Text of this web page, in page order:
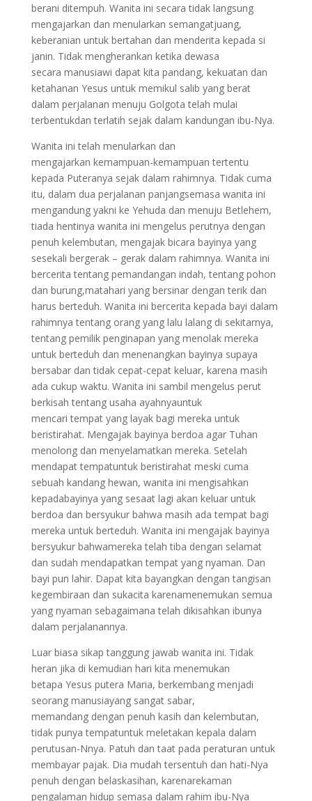
berani ditempuh. Wanita ini secara tidak langsung
mengajarkan dan menularkan semangatjuang,
keberanian untuk bertahan dan menderita kepada si
janin. Tidak mengherankan ketika dewasa
secara manusiawi dapat kita pandang, kekuatan dan
ketahanan Yesus untuk memikul salib yang berat
dalam perjalanan menuju Golgota telah mulai
terbentukdan terlatih sejak dalam kandungan ibu-Nya.
Wanita ini telah menularkan dan
mengajarkan kemampuan-kemampuan tertentu
kepada Puteranya sejak dalam rahimnya. Tidak cuma
itu, dalam dua perjalanan panjangsemasa wanita ini
mengandung yakni ke Yehuda dan menuju Betlehem,
tiada hentinya wanita ini mengelus perutnya dengan
penuh kelembutan, mengajak bicara bayinya yang
sesekali bergerak – gerak dalam rahimnya. Wanita ini
bercerita tentang pemandangan indah, tentang pohon
dan burung,matahari yang bersinar dengan terik dan
harus berteduh. Wanita ini bercerita kepada bayi dalam
rahimnya tentang orang yang lalu lalang di sekitarnya,
tentang pemilik penginapan yang menolak mereka
untuk berteduh dan menenangkan bayinya supaya
bersabar dan tidak cepat-cepat keluar, karena masih
ada cukup waktu. Wanita ini sambil mengelus perut
berkisah tentang usaha ayahnyauntuk
mencari tempat yang layak bagi mereka untuk
beristirahat. Mengajak bayinya berdoa agar Tuhan
menolong dan menyelamatkan mereka. Setelah
mendapat tempatuntuk beristirahat meski cuma
sebuah kandang hewan, wanita ini mengisahkan
kepadabayinya yang sesaat lagi akan keluar untuk
berdoa dan bersyukur bahwa masih ada tempat bagi
mereka untuk berteduh. Wanita ini mengajak bayinya
bersyukur bahwamereka telah tiba dengan selamat
dan sudah mendapatkan tempat yang nyaman. Dan
bayi pun lahir. Dapat kita bayangkan dengan tangisan
kegembiraan dan sukacita karenamenemukan semua
yang nyaman sebagaimana telah dikisahkan ibunya
dalam perjalanannya.
Luar biasa sikap tanggung jawab wanita ini. Tidak
heran jika di kemudian hari kita menemukan
betapa Yesus putera Maria, berkembang menjadi
seorang manusiayang sangat sabar,
memandang dengan penuh kasih dan kelembutan,
tidak punya tempatuntuk meletakan kepala dalam
perutusan-Nnya. Patuh dan taat pada peraturan untuk
membayar pajak. Dia mudah tersentuh dan hati-Nya
penuh dengan belaskasihan, karenarekaman
pengalaman hidup semasa dalam rahim ibu-Nya